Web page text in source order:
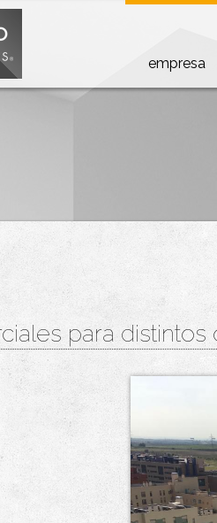
empresa
para distintos